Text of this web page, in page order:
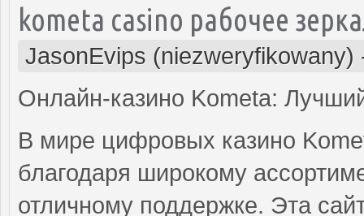
kometa casino рабочее
JasonEvips (niezweryfikowany)
Онлайн-казино Kometa:
В мире цифровых казино
благодаря широкому
отличному поддержке. Эта